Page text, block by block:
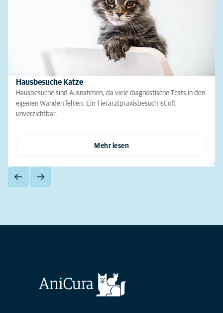
Hausbesuche Katze
Hausbesuche sind Ausnahmen, da viele diagnostische Tests in den
eigenen Wänden fehlen. Ein Tierarztpraxisbesuch ist oft
unverzichtbar.
Mehr lesen